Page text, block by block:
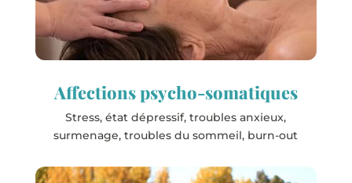
Affections psycho-somatiques
Stress, état dépressif, troubles anxieux,
surmenage, troubles du sommeil, burn-out
Saujon